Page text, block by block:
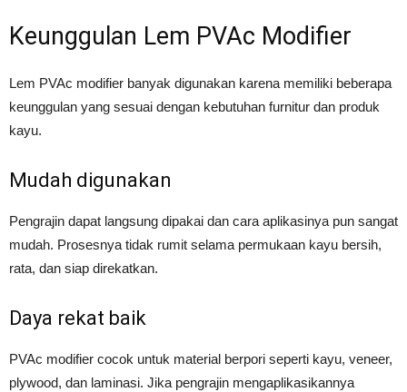
Keunggulan Lem PVAc Modifier
Lem PVAc modifier banyak digunakan karena memiliki beberapa
keunggulan yang sesuai dengan kebutuhan furnitur dan produk
kayu.
Mudah digunakan
Pengrajin dapat langsung dipakai dan cara aplikasinya pun sangat
mudah. Prosesnya tidak rumit selama permukaan kayu bersih,
rata, dan siap direkatkan.
Daya rekat baik
PVAc modifier cocok untuk material berpori seperti kayu, veneer,
plywood, dan laminasi. Jika pengrajin mengaplikasikannya